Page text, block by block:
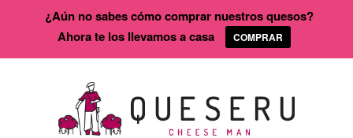
¿Aún no sabes cómo comprar nuestros quesos?
Ahora te los llevamos a casa
COMPRAR